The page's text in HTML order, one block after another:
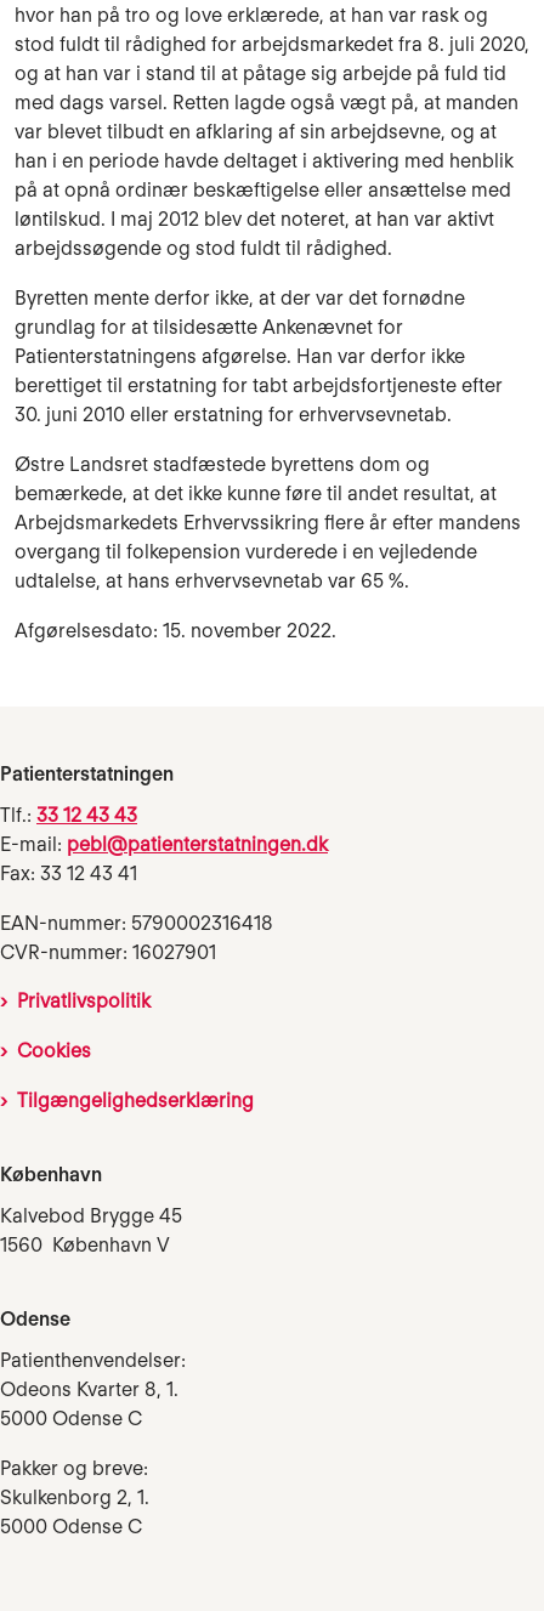
hvor han på tro og love erklærede, at han var rask og
stod fuldt til rådighed for arbejdsmarkedet fra 8. juli 2020,
og at han var i stand til at påtage sig arbejde på fuld tid
med dags varsel. Retten lagde også vægt på, at manden
var blevet tilbudt en afklaring af sin arbejdsevne, og at
han i en periode havde deltaget i aktivering med henblik
på at opnå ordinær beskæftigelse eller ansættelse med
løntilskud. I maj 2012 blev det noteret, at han var aktivt
arbejdssøgende og stod fuldt til rådighed.
Byretten mente derfor ikke, at der var det fornødne
grundlag for at tilsidesætte Ankenævnet for
Patienterstatningens afgørelse. Han var derfor ikke
berettiget til erstatning for tabt arbejdsfortjeneste efter
30. juni 2010 eller erstatning for erhvervsevnetab.
Østre Landsret stadfæstede byrettens dom og
bemærkede, at det ikke kunne føre til andet resultat, at
Arbejdsmarkedets Erhvervssikring flere år efter mandens
overgang til folkepension vurderede i en vejledende
udtalelse, at hans erhvervsevnetab var 65 %.
Afgørelsesdato: 15. november 2022.
Patienterstatningen
Tlf.: 33 12 43 43
E-mail: pebl@patienterstatningen.dk
Fax: 33 12 43 41
EAN-nummer: 5790002316418
CVR-nummer: 16027901
Privatlivspolitik
Cookies
Tilgængelighedserklæring
København
Kalvebod Brygge 45
1560 København V
Odense
Patienthenvendelser:
Odeons Kvarter 8, 1.
5000 Odense C
Pakker og breve:
Skulkenborg 2, 1.
5000 Odense C